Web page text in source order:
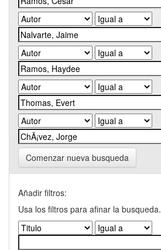
Comenzar nueva busqueda
Añadir filtros:
Usa los filtros para afinar la busqueda.